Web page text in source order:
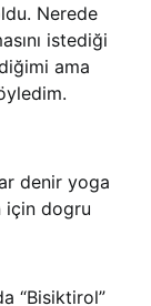
Nerede
istediği
ama
denir yoga
için dogru
“Bisiktirol”